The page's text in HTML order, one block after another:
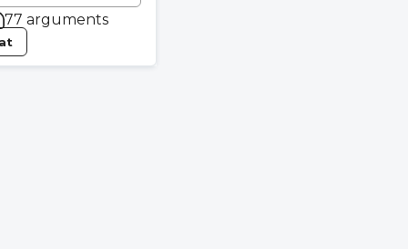
77 arguments